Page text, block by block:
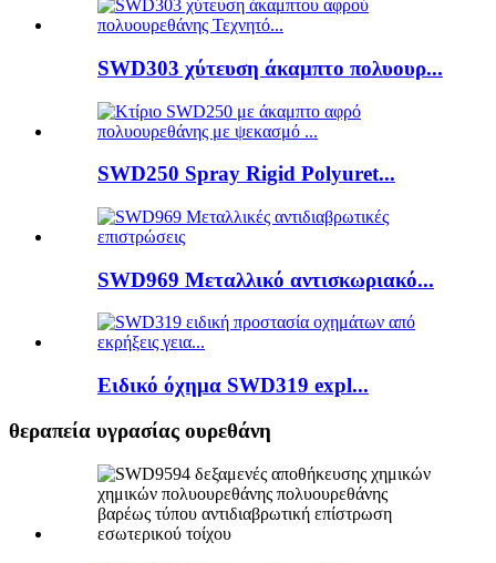
SWD303 χύτευση άκαμπτο πολυουρ...
SWD250 Spray Rigid Polyuret...
SWD969 Μεταλλικό αντισκωριακό...
Ειδικό όχημα SWD319 expl...
θεραπεία υγρασίας ουρεθάνη